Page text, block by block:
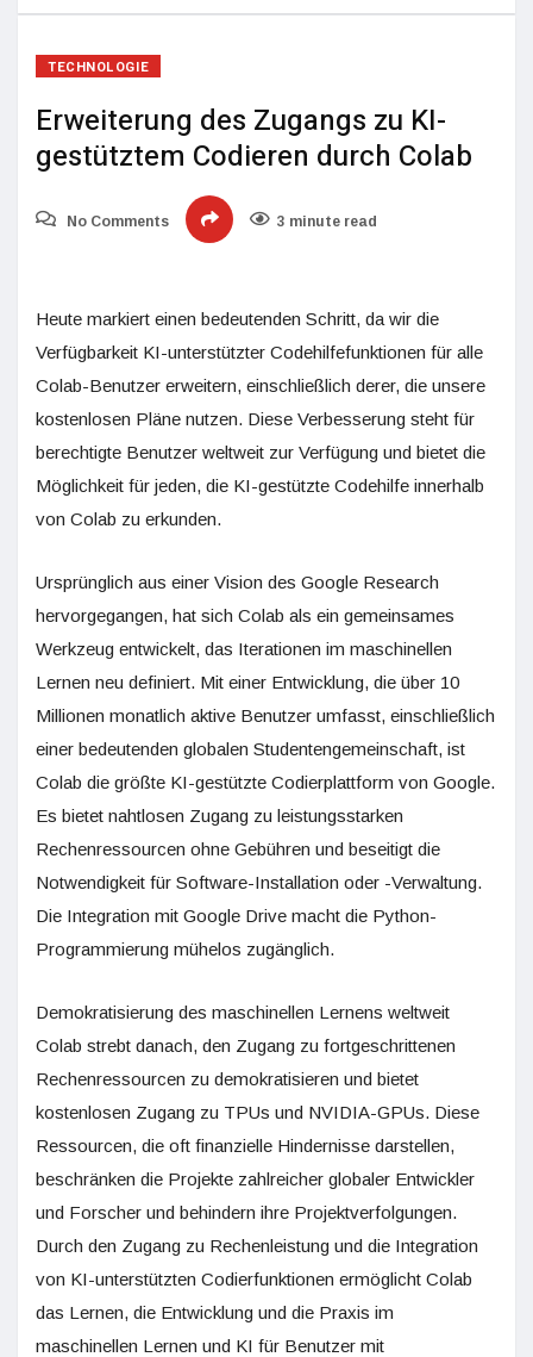
TECHNOLOGIE
Erweiterung des Zugangs zu KI-
gestütztem Codieren durch Colab
No Comments 3 minute read
Heute markiert einen bedeutenden Schritt, da wir die
Verfügbarkeit KI-unterstützter Codehilfefunktionen für alle
Colab-Benutzer erweitern, einschließlich derer, die unsere
kostenlosen Pläne nutzen. Diese Verbesserung steht für
berechtigte Benutzer weltweit zur Verfügung und bietet die
Möglichkeit für jeden, die KI-gestützte Codehilfe innerhalb
von Colab zu erkunden.
Ursprünglich aus einer Vision des Google Research
hervorgegangen, hat sich Colab als ein gemeinsames
Werkzeug entwickelt, das Iterationen im maschinellen
Lernen neu definiert. Mit einer Entwicklung, die über 10
Millionen monatlich aktive Benutzer umfasst, einschließlich
einer bedeutenden globalen Studentengemeinschaft, ist
Colab die größte KI-gestützte Codierplattform von Google.
Es bietet nahtlosen Zugang zu leistungsstarken
Rechenressourcen ohne Gebühren und beseitigt die
Notwendigkeit für Software-Installation oder -Verwaltung.
Die Integration mit Google Drive macht die Python-
Programmierung mühelos zugänglich.
Demokratisierung des maschinellen Lernens weltweit
Colab strebt danach, den Zugang zu fortgeschrittenen
Rechenressourcen zu demokratisieren und bietet
kostenlosen Zugang zu TPUs und NVIDIA-GPUs. Diese
Ressourcen, die oft finanzielle Hindernisse darstellen,
beschränken die Projekte zahlreicher globaler Entwickler
und Forscher und behindern ihre Projektverfolgungen.
Durch den Zugang zu Rechenleistung und die Integration
von KI-unterstützten Codierfunktionen ermöglicht Colab
das Lernen, die Entwicklung und die Praxis im
maschinellen Lernen und KI für Benutzer mit